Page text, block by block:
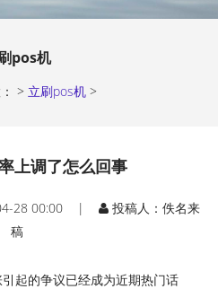
pos机
：> 立刷pos机 >
上调了怎么回事
28 00:00 |
投稿人：佚名来
稿
起的争议已经成为近期热门话